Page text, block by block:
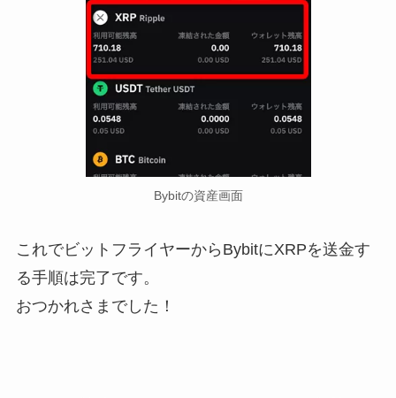
Bybitの資産画面
これでビットフライヤーからBybitにXRPを送金す
る手順は完了です。
おつかれさまでした！